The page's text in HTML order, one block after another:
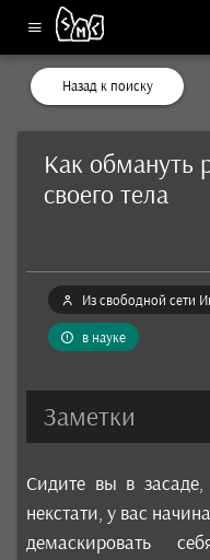
Назад к поиску
Как обмануть
своего тела
Из свободной сети
в науке
Заметки
Сидите вы в
некстати, у вас
демаскировать